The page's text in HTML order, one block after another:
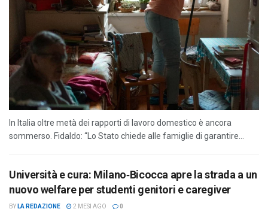
In Italia oltre metà dei rapporti di lavoro domestico è ancora
sommerso. Fidaldo: “Lo Stato chiede alle famiglie di garantire...
Università e cura: Milano‑Bicocca apre la strada a un
nuovo welfare per studenti genitori e caregiver
BY LA REDAZIONE 2 MESI AGO 0